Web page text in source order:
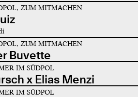
ZUM MITMACHEN
ZUM MITMACHEN
Buvette
IM SÜDPOL
x Elias Menzi
IM SÜDPOL